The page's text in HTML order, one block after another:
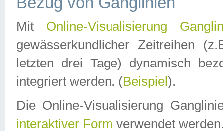
Mit Online-Visualisierung
gewässerkundlicher Zeitreihen
letzten drei Tage) dynamisch
integriert werden. (Beispiel ).
Die Online-Visualisierung
interaktiver Form verwendet